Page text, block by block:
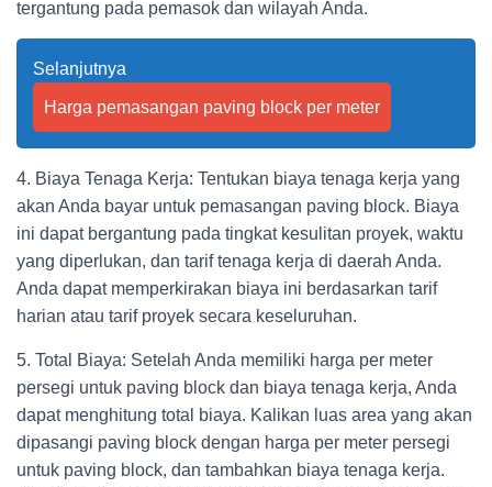
tergantung pada pemasok dan wilayah Anda.
Selanjutnya
Harga pemasangan paving block per meter
4. Biaya Tenaga Kerja: Tentukan biaya tenaga kerja yang
akan Anda bayar untuk pemasangan paving block. Biaya
ini dapat bergantung pada tingkat kesulitan proyek, waktu
yang diperlukan, dan tarif tenaga kerja di daerah Anda.
Anda dapat memperkirakan biaya ini berdasarkan tarif
harian atau tarif proyek secara keseluruhan.
5. Total Biaya: Setelah Anda memiliki harga per meter
persegi untuk paving block dan biaya tenaga kerja, Anda
dapat menghitung total biaya. Kalikan luas area yang akan
dipasangi paving block dengan harga per meter persegi
untuk paving block, dan tambahkan biaya tenaga kerja.